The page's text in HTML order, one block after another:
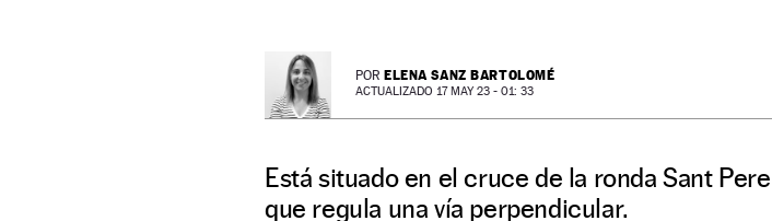
POR ELENA SANZ BARTOLOMÉ
ACTUALIZADO 17 MAY 23 - 01: 33
Está situado en el cruce de la ronda Sant
que regula una vía perpendicular.